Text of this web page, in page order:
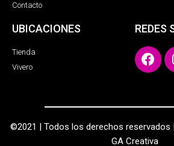
Contacto
UBICACIONES
Tienda
Vivero
REDES
©2021 | Todos los derechos reservados
GA Creativa